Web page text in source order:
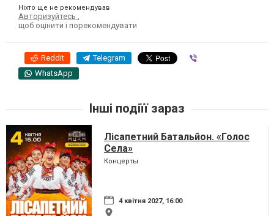
Ніхто ще не рекомендував
Авторизуйтесь
щоб оцінити і порекомендувати
Reddit Telegram
WhatsApp
Інші подіїї зараз
Лісапетний Батальйон. «Голос
Села»
Концерты
4 квітня 2027, 16:00